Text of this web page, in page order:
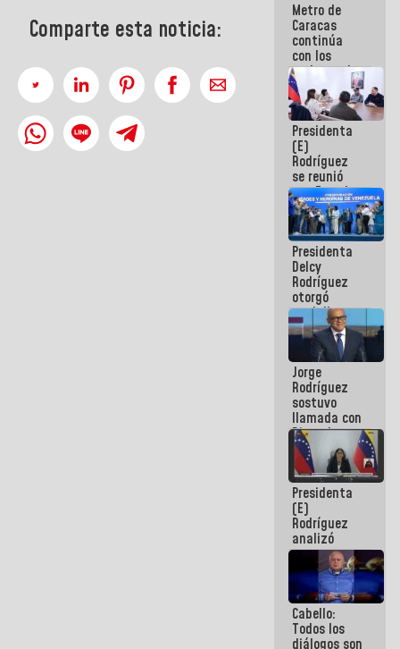
Comparte esta noticia:
Metro de
Caracas
continúa
con los
trabajos de
mantenimiento
e inspección
en la Línea 2
Presidenta
(E)
Rodríguez
se reunió
con Estado
Mayor
Eléctrico
para
abordar
planes de
acción
Presidenta
Delcy
Rodríguez
otorgó
medalla
"Héroe de
Venezuela"
a servidores
públicos
Jorge
Rodríguez
sostuvo
llamada con
Dinorah
Figuera y
acuerdan
primer
encuentro
presencial
para el
diálogo
Presidenta
(E)
Rodríguez
analizó
junto a
gobernadores
planes de
recuperación
del Sistema
Eléctrico
Cabello:
Todos los
diálogos son